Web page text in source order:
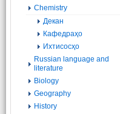
Chemistry
Декан
Кафедраҳо
Ихтисосҳо
Russian language and
literature
Biology
Geography
History